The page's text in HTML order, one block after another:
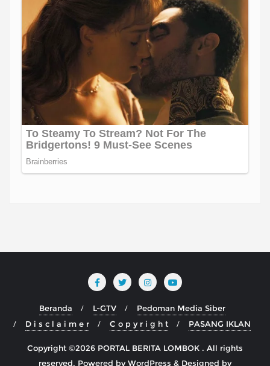
Beranda L-GTV
Pedoman Media Siber
D i s c l a i m e r
C o p y r i g h t PASANG IKLAN
Copyright ©2026 PORTAL BERITA LOMBOK . All rights
reserved. Powered byWordPress & Designed by